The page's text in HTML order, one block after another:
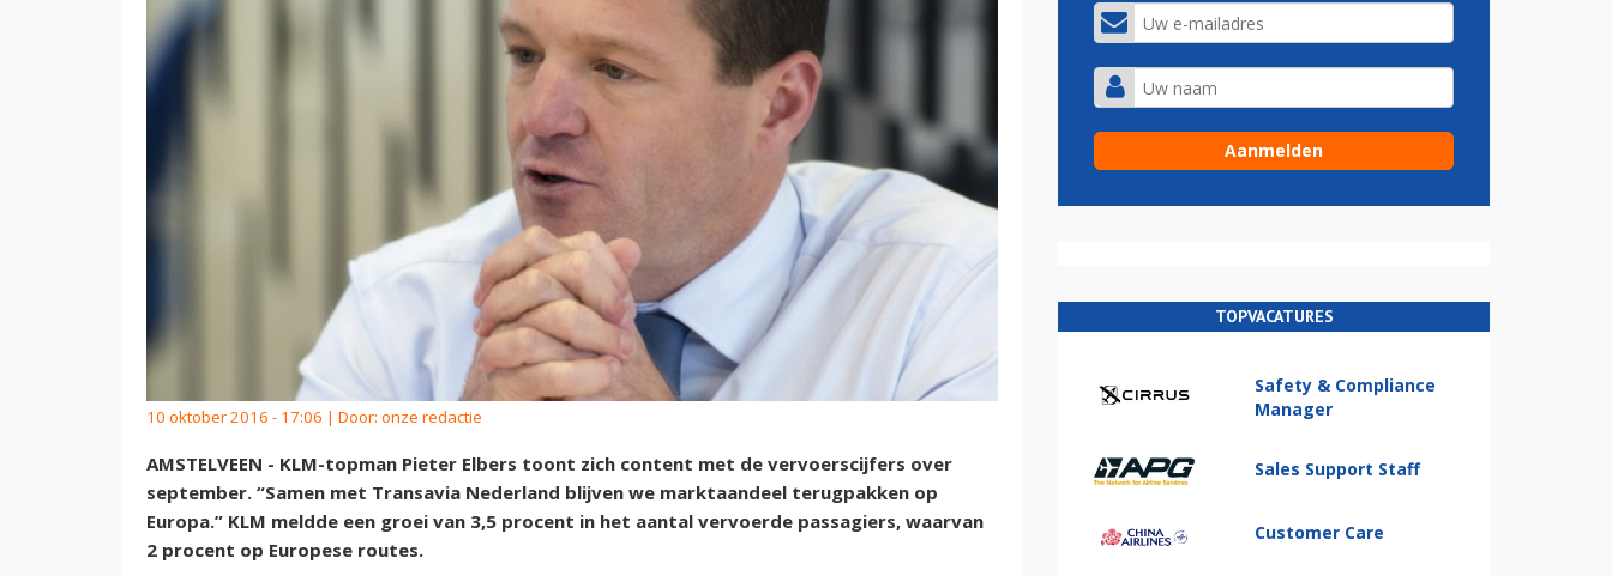
10 oktober 2016 - 17:06 | Door: onze redactie
AMSTELVEEN - KLM-topman Pieter Elbers toont zich content met de vervoerscijfers over
september. “Samen met Transavia Nederland blijven we marktaandeel terugpakken op
Europa.” KLM meldde een groei van 3,5 procent in het aantal vervoerde passagiers, waarvan
2 procent op Europese routes.
TOPVACATURES
Safety & Compliance
Manager
Sales Support Staff
Customer Care